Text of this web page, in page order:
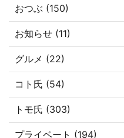
おつぶ (150)
お知らせ (11)
グルメ (22)
コト氏 (54)
トモ氏 (303)
プライベート (194)